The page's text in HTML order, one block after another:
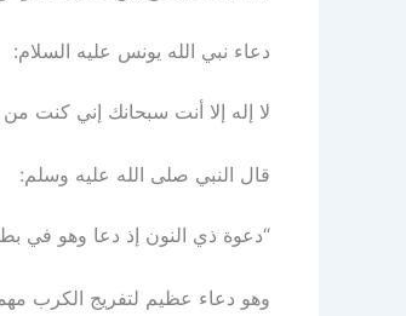
دعاء نبي الله يونس عليه السلام:
لا إله إلا أنت سبحانك إني كنت من
قال النبي صلى الله عليه وسلم:
“دعوة ذي النون إذ دعا وهو في
وهو دعاء عظيم لتفريج الكرب